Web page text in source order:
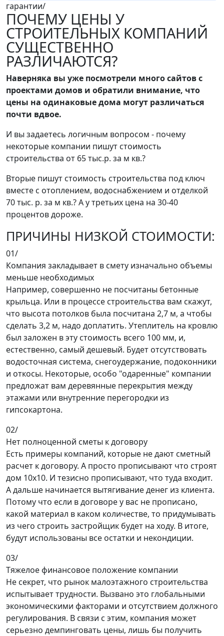
гарантии/
ПОЧЕМУ ЦЕНЫ У
СТРОИТЕЛЬНЫХ КОМПАНИЙ
СУЩЕСТВЕННО
РАЗЛИЧАЮТСЯ?
Наверняка вы уже посмотрели много сайтов с
проектами домов и обратили внимание, что
цены на одинаковые дома могут различаться
почти вдвое.
И вы задаетесь логичным вопросом - почему
некоторые компании пишут стоимость
строительства от 65 тыс.р. за м кв.?
Вторые пишут стоимость строительства под ключ
вместе с отоплением, водоснабжением и отделкой
70 тыс. р. за м кв.? А у третьих цена на 30-40
процентов дороже.
ПРИЧИНЫ НИЗКОЙ СТОИМОСТИ:
01/
Компания закладывает в смету изначально объемы
меньше необходимых
Например, совершенно не посчитаны бетонные
крыльца. Или в процессе строительства вам скажут,
что высота потолков была посчитана 2,7 м, а чтобы
сделать 3,2 м, надо доплатить. Утеплитель на кровлю
был заложен в эту стоимость всего 100 мм, и,
естественно, самый дешевый. Будет отсутствовать
водосточная система, снегоудержание, подоконники
и откосы. Некоторые, особо "одаренные" компании
предложат вам деревянные перекрытия между
этажами или внутренние перегородки из
гипсокартона.
02/
Нет полноценной сметы к договору
Есть примеры компаний, которые не дают сметный
расчет к договору. А просто прописывают что строят
дом 10х10. И тезисно прописывают, что туда входит.
А дальше начинается вытягивание денег из клиента.
Потому что если в договоре у вас не прописано,
какой материал в каком количестве, то придумывать
из чего строить застройщик будет на ходу. В итоге,
будут использованы все остатки и некондиции.
03/
Тяжелое финансовое положение компании
Не секрет, что рынок малоэтажного строительства
испытывает трудности. Вызвано это глобальными
экономическими факторами и отсутствием должного
регулирования. В связи с этим, компания может
серьезно демпинговать цены, лишь бы получить